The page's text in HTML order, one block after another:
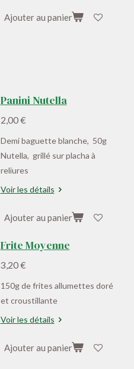
Ajouter au panier
Panini Nutella
2,00 €
Demi baguette blanche, 50g
Nutella, grillé sur placha à
reliures
Voir les détails
Ajouter au panier
Frite Moyenne
3,20 €
150g de frites allumettes doré
et croustillante
Voir les détails
Ajouter au panier